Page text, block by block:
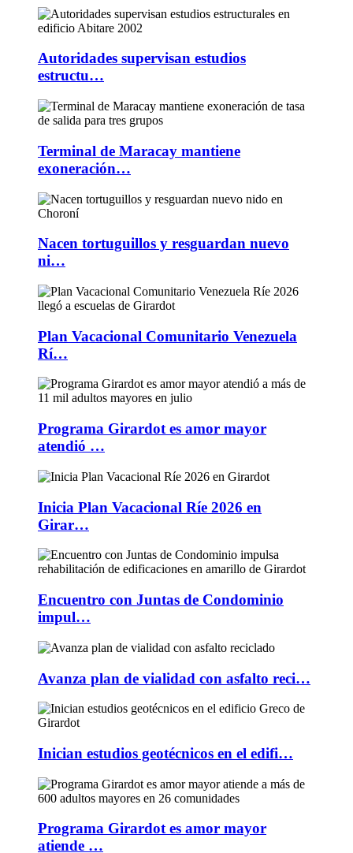
Autoridades supervisan estudios
estructu…
Terminal de Maracay mantiene
exoneración…
Nacen tortuguillos y resguardan nuevo
ni…
Plan Vacacional Comunitario Venezuela
Rí…
Programa Girardot es amor mayor
atendió …
Inicia Plan Vacacional Ríe 2026 en
Girar…
Encuentro con Juntas de Condominio
impul…
Avanza plan de vialidad con asfalto reci…
Inician estudios geotécnicos en el edifi…
Programa Girardot es amor mayor
atiende …